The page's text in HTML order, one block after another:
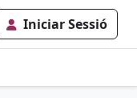
Iniciar Sessió